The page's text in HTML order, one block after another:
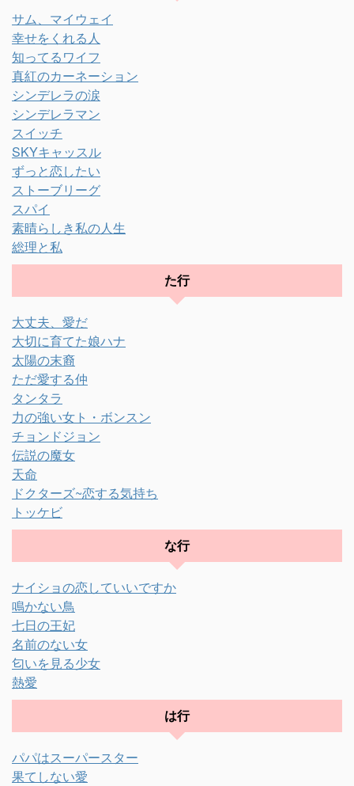
サム、マイウェイ
幸せをくれる人
知ってるワイフ
真紅のカーネーション
シンデレラの涙
シンデレラマン
スイッチ
SKYキャッスル
ずっと恋したい
ストーブリーグ
スパイ
素晴らしき私の人生
総理と私
た行
大丈夫、愛だ
大切に育てた娘ハナ
太陽の末裔
ただ愛する仲
タンタラ
力の強い女ト・ボンスン
チョンドジョン
伝説の魔女
天命
ドクターズ~恋する気持ち
トッケビ
な行
ナイショの恋していいですか
鳴かない鳥
七日の王妃
名前のない女
匂いを見る少女
熱愛
は行
パパはスーパースター
果てしない愛